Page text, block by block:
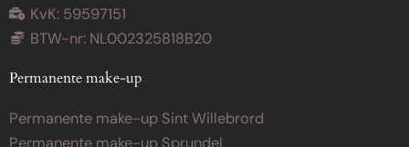
KvK: 59597151
BTW-nr: NL002325818B20
Permanente make-up
Permanente make-up Sint Willebrord
Permanente make-up Sprundel